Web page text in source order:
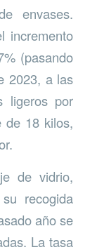
envases.
incremento
(pasando
2023, a las
ligeros por
de 18 kilos,
de vidrio,
recogida
año se
La tasa